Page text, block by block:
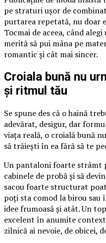
pe straturi ușor de
purtarea repetată, nu doar
Tocmai de aceea, când
merită să pui mâna pe
romantic și cât mai sincer.
Croiala bună nu
și ritmul tău
Se spune des că o haină
adevărat, desigur, dar
viața reală, o croială bună
să trăiești în ea fără să te
Un pantaloni foarte strâmt
cabinele de probă și să
sacou foarte structurat
poți sta comod la birou sau
idee frumoasă și atât. Un
excelent în anumite
zilnică ai nevoie, de obicei,